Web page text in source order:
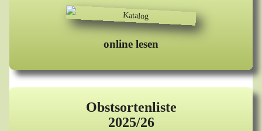
online lesen
Obstsortenliste
2025/26